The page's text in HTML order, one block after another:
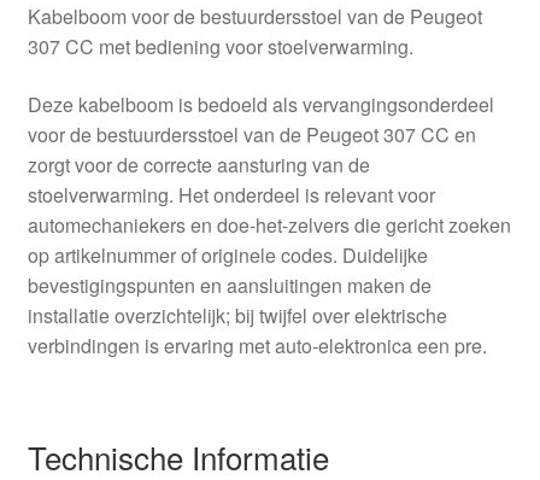
Kabelboom voor de bestuurdersstoel van de Peugeot
307 CC met bediening voor stoelverwarming.
Deze kabelboom is bedoeld als vervangingsonderdeel
voor de bestuurdersstoel van de Peugeot 307 CC en
zorgt voor de correcte aansturing van de
stoelverwarming. Het onderdeel is relevant voor
automechaniekers en doe-het-zelvers die gericht zoeken
op artikelnummer of originele codes. Duidelijke
bevestigingspunten en aansluitingen maken de
installatie overzichtelijk; bij twijfel over elektrische
verbindingen is ervaring met auto-elektronica een pre.
Technische Informatie